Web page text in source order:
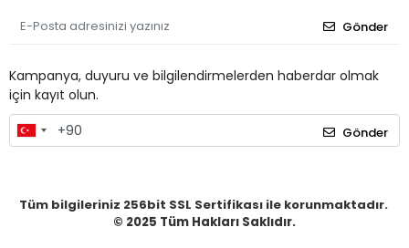
Gönder
Kampanya, duyuru ve bilgilendirmelerden haberdar olmak
için kayıt olun.
Gönder
Tüm bilgileriniz 256bit SSL Sertifikası ile korunmaktadır.
© 2025 Tüm Hakları Saklıdır.